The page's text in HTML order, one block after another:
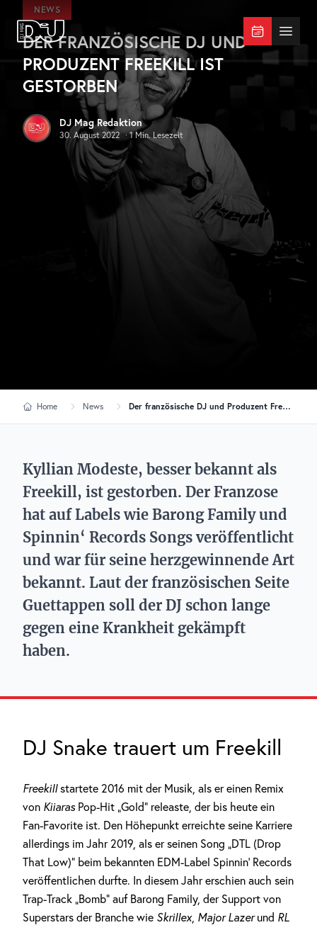
Zum Hauptinhalt springen
DJ Mag Germany Menü
NEWS
DER FRANZÖSISCHE DJ UND
PRODUZENT FREEKILL IST
GESTORBEN
DJ Mag Redaktion
30. August 2022 ·1Min. Lesezeit
Home News Der französische DJ und Produzent Freekill ist gestorben
Kyllian Modeste, besser bekannt als
Freekill, ist gestorben. Der Franzose
hat auf Labels wie Barong Family und
Spinnin‘ Records Songs veröffentlicht
und war für seine herzgewinnende Art
bekannt. Laut der französischen Seite
Guettappen soll der DJ schon lange
gegen eine Krankheit gekämpft
haben.
DJ Snake trauert um Freekill
Freekillstartete 2016 mit der Musik, als er einen Remix
von Kiiaras Pop-Hit „Gold“ releaste, der bis heute ein
Fan-Favorite ist. Den Höhepunkt erreichte seine Karriere
allerdings im Jahr 2019, als er seinen Song „DTL (Drop
That Low)“ beim bekannten EDM-Label Spinnin‘ Records
veröffentlichen durfte. In diesem Jahr erschien auch sein
Trap-Track „Bomb“ auf Barong Family, der Support von
Superstars der Branche wie Skrillex, Major Lazerund RL